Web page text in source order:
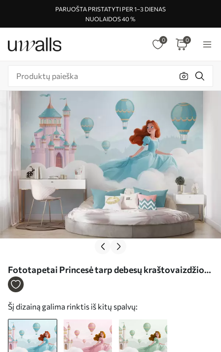
PARUOŠTA PRISTATYTI PER 1–3 DIENAS
NUOLAIDOS 40 %
0 0
Fototapetai Princesė tarp debesų kraštovaizdžio
su pilimi fone Nr. w04015
Šį dizainą galima rinktis iš kitų spalvų: